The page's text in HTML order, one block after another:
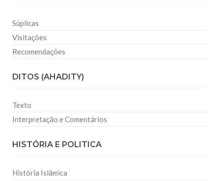
Súplicas
Visitações
Recomendações
DITOS (AHADITY)
Texto
Interpretação e Comentários
HISTÓRIA E POLITICA
História Islâmica